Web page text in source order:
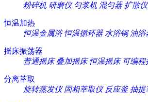
粉碎机 研磨仪 匀浆机 混匀器 扩散仪
恒温加热
恒温金属浴 恒温循环器 水浴锅 油浴
摇床振荡器
普通摇床 叠加摇床 恒温摇床 可编程
分离萃取
旋转蒸发仪 固相萃取仪 反应釜 抽提